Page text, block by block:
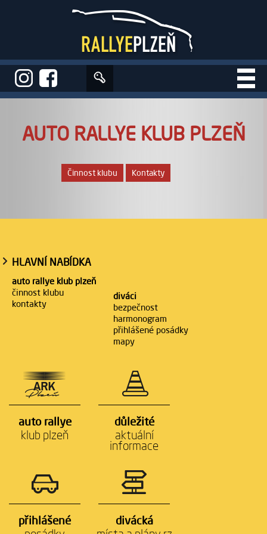
AUTO RALLYE KLUB PLZEŇ
Činnost klubu Kontakty
HLAVNÍ NABÍDKA
auto rallye klub plzeň
činnost klubu
kontakty
diváci
bezpečnost
harmonogram
přihlášené posádky
mapy
auto rallye
klub plzeň
důležité
aktuální
informace
přihlášené divácká